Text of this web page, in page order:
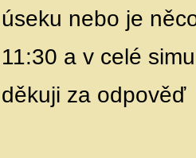
úseku nebo je
11:30 a v celé
děkuji za odpověď